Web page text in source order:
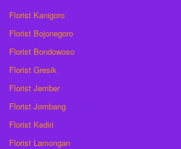
Florist Kanigoro
Florist Bojonegoro
Florist Bondowoso
Florist Gresik
Florist Jember
Florist Jombang
Florist Kediri
Florist Lamongan